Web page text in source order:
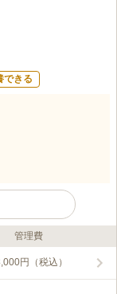
できる
、京王高尾線「山田
管理費
円（税込）